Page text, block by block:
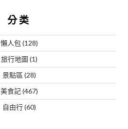
分类
懶人包 (128)
旅行地圖 (1)
景點區 (28)
美食記(467)
自由行(60)